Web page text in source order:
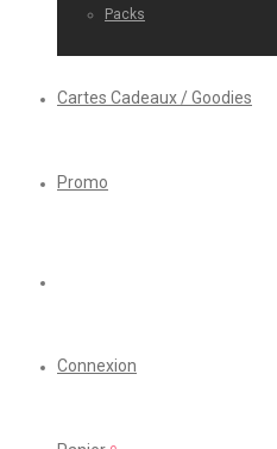
Packs
Cartes Cadeaux / Goodies
Promo
Connexion